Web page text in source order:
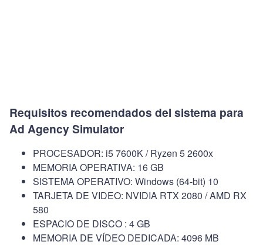
Requisitos recomendados del sistema para
Ad Agency Simulator
PROCESADOR: i5 7600K / Ryzen 5 2600x
MEMORIA OPERATIVA: 16 GB
SISTEMA OPERATIVO: Windows (64-bit) 10
TARJETA DE VIDEO: NVIDIA RTX 2080 / AMD RX
580
ESPACIO DE DISCO : 4 GB
MEMORIA DE VÍDEO DEDICADA: 4096 MB